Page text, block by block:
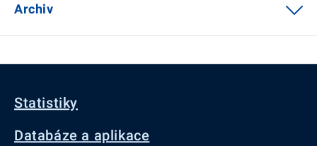
Archiv
Statistiky
Databáze a aplikace